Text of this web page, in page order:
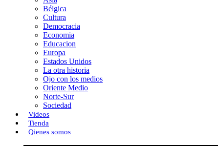
i
r
Bélgica
Cultura
Democracia
Economia
Educacion
Europa
Estados Unidos
La otra historia
Ojo con los medios
Oriente Medio
Norte-Sur
Sociedad
Videos
Tienda
Qienes somos